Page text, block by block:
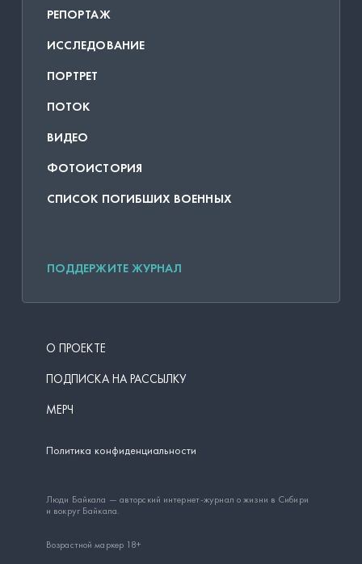
РЕПОРТАЖ
ИССЛЕДОВАНИЕ
ПОРТРЕТ
ПОТОК
ВИДЕО
ФОТОИСТОРИЯ
СПИСОК ПОГИБШИХ ВОЕННЫХ
ПОДДЕРЖИТЕ ЖУРНАЛ
О ПРОЕКТЕ
ПОДПИСКА НА РАССЫЛКУ
МЕРЧ
Политика конфиденциальности
Люди Байкала — авторский интернет-журнал о жизни в Сибири
и вокруг Байкала.
Возрастной маркер 18+